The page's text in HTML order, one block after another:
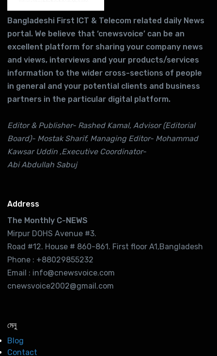
Bangladeshi First ICT & Telecom related daily News
portal. We believe that ‘cnewsvoice’ can be an
excellent platform for sharing your company news
and views, interviews and your products/services
information to the wider cross-sections of people
in general and your potential clients and business
partners in the particular digital platform.
Editor & Publisher- Rashed Kamal, Advisor (Editorial
Board)- Mostak Sharif, Managing Editor- Mohammad
Kawsar Uddin ,Executive Coordinator-
Abi Abdullah Sabuj
Address
The Monthly C-NEWS
Mirpur DOHS Avenue #3.
Road #12. House # 860-861. First floor A1,Bangladesh
Phone : +88029855232
Email : info@cnewsvoice.com
cnewsvoice2002@gmail.com
মেনু
Blog
Contact